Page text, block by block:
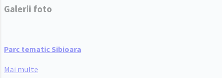
Galerii foto
Parc tematic Sibioara
Mai multe